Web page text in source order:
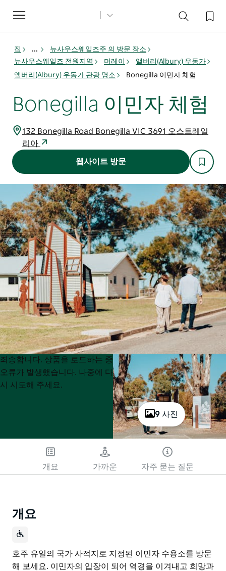
Toggle
navigation
집 ...
뉴사우스웨일즈주 의 방문 장소
뉴사우스웨일즈 전원지역
머레이
앨버리(Albury) 우동가
앨버리(Albury) 우동가 관광 명소
Bonegilla 이민자 체험
Bonegilla 이민자 체험
132 Bonegilla Road Bonegilla VIC 3691 오스트레일
리아
웹사이트 방문
9 사진
Product
List
Product
List
죄송합니다. 상품을 로드하는 중
오류가 발생했습니다. 나중에 다
시 시도해 주세요.
개요 가까운 자주 묻는 질문
개요
호주 유일의 국가 사적지로 지정된 이민자 수용소를 방문
해 보세요. 이민자의 입장이 되어 역경을 이겨내고 희망과